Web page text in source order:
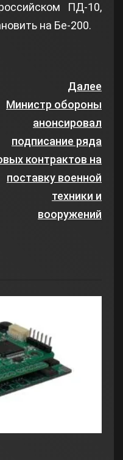
ПД-10,
на Бе-200.
Далее
Министр обороны
анонсировал
подписание ряда
контрактов на
поставку военной
техники и
вооружений